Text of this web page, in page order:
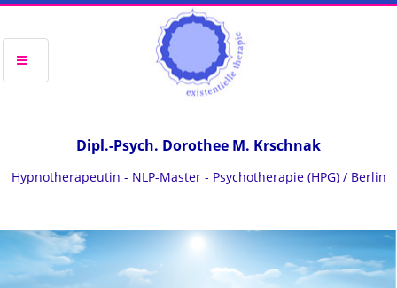
Dipl.-Psych. Dorothee M. Krschnak
Hypnotherapeutin - NLP-Master - Psychotherapie (HPG) / Berlin